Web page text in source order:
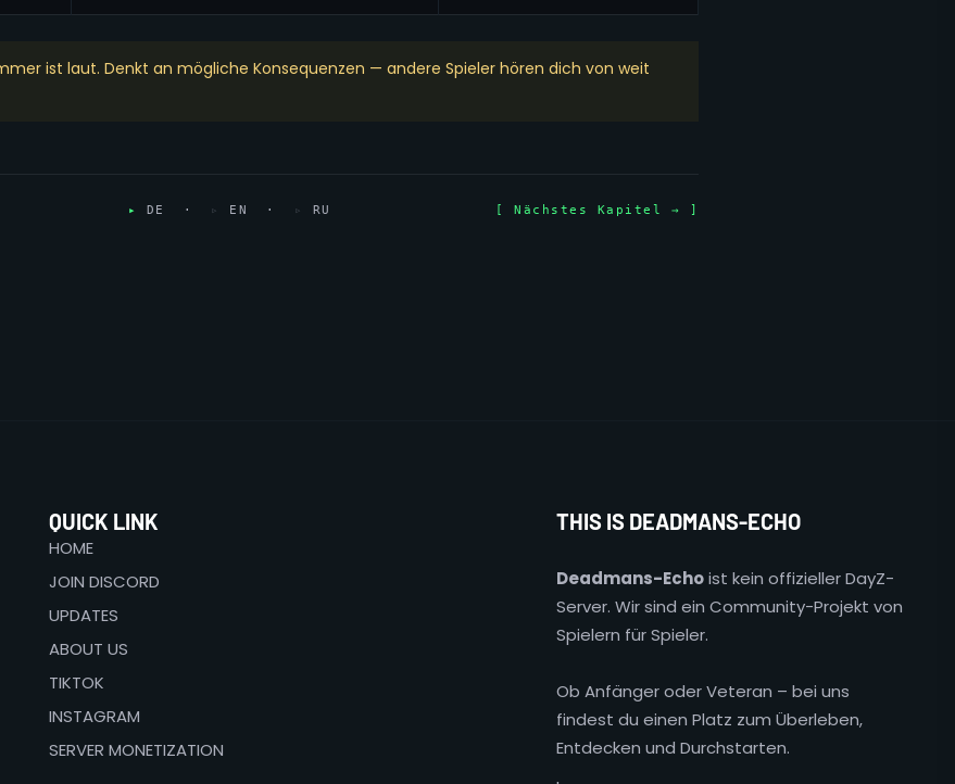
ist laut. Denkt an mögliche Konsequenzen — andere Spieler hören dich von weit
▸ DE · ▹ EN · ▹ RU [ Nächstes Kapitel → ]
QUICK LINK
HOME
JOIN DISCORD
UPDATES
ABOUT US
TIKTOK
INSTAGRAM
SERVER MONETIZATION
THIS IS DEADMANS-ECHO
Deadmans-Echoist kein offizieller DayZ-
Server. Wir sind ein Community-Projekt von
Spielern für Spieler.
Ob Anfänger oder Veteran – bei uns
findest du einen Platz zum Überleben,
Entdecken und Durchstarten.